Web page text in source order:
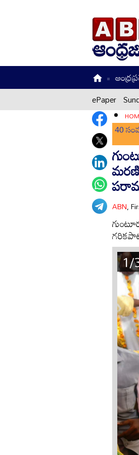
ePaper
40
ABN,
1/